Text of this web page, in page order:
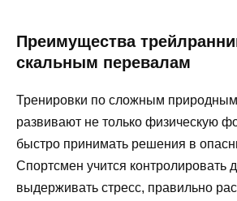
Преимущества
скальным перевалам
Тренировки по сложным
развивают не только физическую
быстро принимать решения в
Спортсмен учится контролировать
выдерживать стресс, правильно